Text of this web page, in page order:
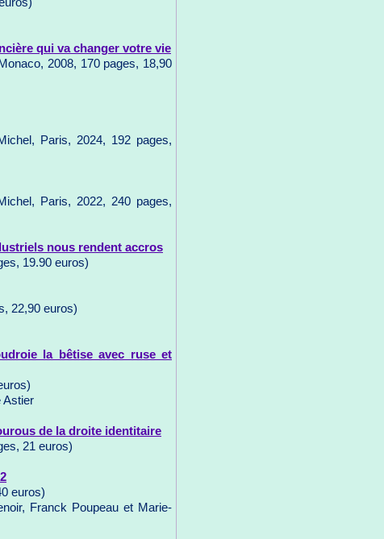
qui va changer votre vie
2008, 170 pages, 18,90
Paris, 2024, 192 pages,
Paris, 2022, 240 pages,
nous rendent accros
19.90 euros)
22,90 euros)
la bêtise avec ruse et
Astier
de la droite identitaire
21 euros)
euros)
Franck Poupeau et Marie-